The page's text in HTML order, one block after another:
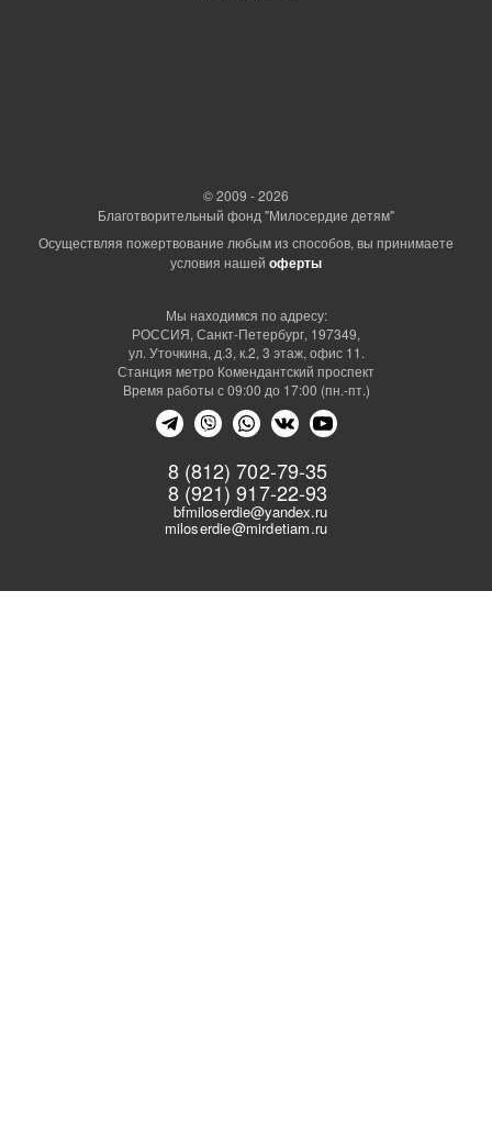
© 2009 - 2026
Благотворительный фонд "Милосердие детям"
Осуществляя пожертвование любым из способов, вы принимаете
условия нашей оферты
8 (812) 702-79-35
8 (921) 917-22-93
bfmiloserdie@yandex.ru
miloserdie@mirdetiam.ru
Мы находимся по адресу:
РОССИЯ, Санкт-Петербург, 197349,
ул. Уточкина, д.3, к.2, 3 этаж, офис 11.
Станция метро Комендантский проспект
Время работы с 09:00 до 17:00 (пн.-пт.)